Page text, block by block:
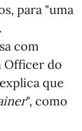
para "uma
com
Officer do
que
", como